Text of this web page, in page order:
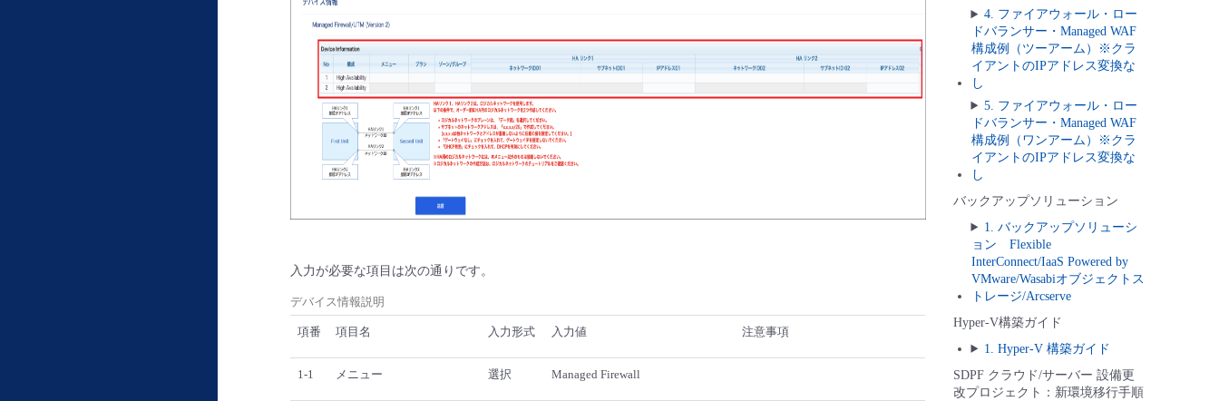
入力が必要な項目は次の通りです。
デバイス情報説明
項番 項目名 入力形式 入力値 注意事項
1-1 メニュー 選択 Managed Firewall
4. ファイアウォール・ロー
ドバランサー・Managed WAF
構成例（ツーアーム）※クラ
イアントのIPアドレス変換な
し
5. ファイアウォール・ロー
ドバランサー・Managed WAF
構成例（ワンアーム）※クラ
イアントのIPアドレス変換な
し
バックアップソリューション
1. バックアップソリューシ
ョン Flexible
InterConnect/IaaS Powered by
VMware/Wasabiオブジェクトス
トレージ/Arcserve
Hyper-V構築ガイド
1. Hyper-V 構築ガイド
SDPF クラウド/サーバー 設備更
改プロジェクト：新環境移行手順